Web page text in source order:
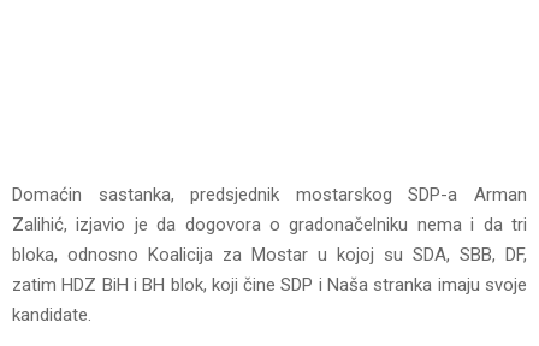
Domaćin sastanka, predsjednik mostarskog SDP-a Arman
Zalihić, izjavio je da dogovora o gradonačelniku nema i da tri
bloka, odnosno Koalicija za Mostar u kojoj su SDA, SBB, DF,
zatim HDZ BiH i BH blok, koji čine SDP i Naša stranka imaju svoje
kandidate.